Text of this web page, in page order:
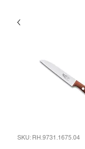
SKU: RH.9731.1675.04